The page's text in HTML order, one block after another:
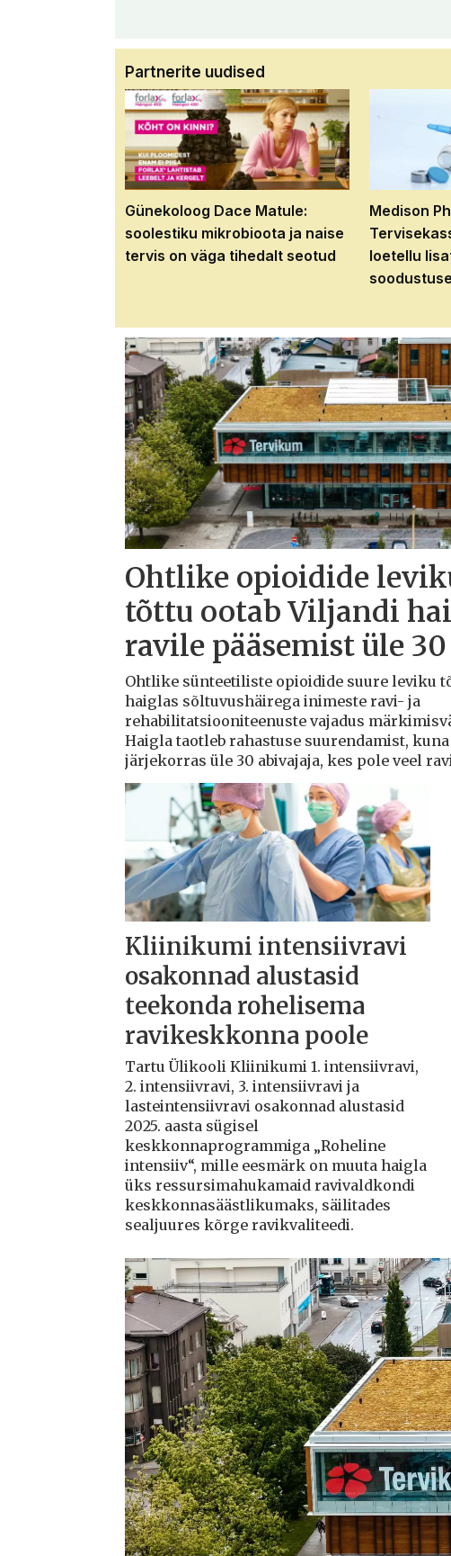
Partnerite uudised
Günekoloog Dace Matule:
soolestiku mikrobioota ja naise
tervis on väga tihedalt seotud
Medison
loetellu
Ohtlike opioidide
tõttu ootab Viljandi
ravile pääsemist üle
Ohtlike sünteetiliste opioidide suure leviku
haiglas sõltuvushäirega inimeste ravi- ja
rehabilitatsiooniteenuste vajadus
Haigla taotleb rahastuse suurendamist,
järjekorras üle 30 abivajaja, kes pole veel
Kliinikumi intensiivravi
osakonnad alustasid
teekonda rohelisema
ravikeskkonna poole
Tartu Ülikooli Kliinikumi 1. intensiivravi,
2. intensiivravi, 3. intensiivravi ja
lasteintensiivravi osakonnad alustasid
2025. aasta sügisel
keskkonnaprogrammiga „Roheline
intensiiv“, mille eesmärk on muuta haigla
üks ressursimahukamaid ravivaldkondi
keskkonnasäästlikumaks, säilitades
sealjuures kõrge ravikvaliteedi.